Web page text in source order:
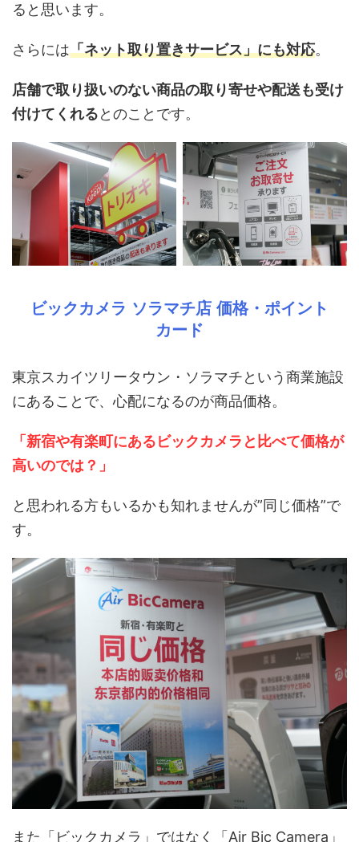
ると思います。
さらには「ネット取り置きサービス」にも対応。
店舗で取り扱いのない商品の取り寄せや配送も受け
付けてくれるとのことです。
ビックカメラ ソラマチ店 価格・ポイント
カード
東京スカイツリータウン・ソラマチという商業施設
にあることで、心配になるのが商品価格。
「新宿や有楽町にあるビックカメラと比べて価格が
高いのでは？」
と思われる方もいるかも知れませんが”同じ価格”で
す。
また「ビックカメラ」ではなく「Air Bic Camera」